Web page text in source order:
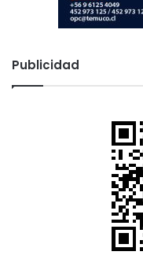
Publicidad